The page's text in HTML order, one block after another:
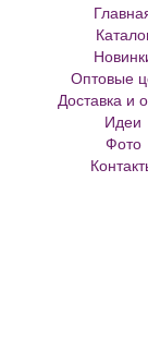
Оптовые
Доставка и
Идеи
Фото